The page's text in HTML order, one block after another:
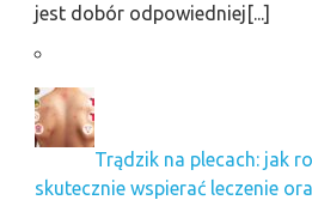
jest dobór odpowiedniej[...]
Trądzik na plecach: jak
skutecznie wspierać leczenie